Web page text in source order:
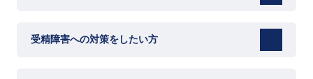
受精障害への対策をしたい方